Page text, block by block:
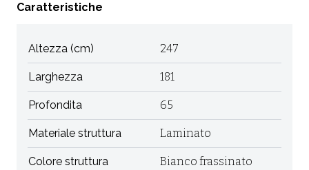
Caratteristiche
Altezza (cm) 247
Larghezza 181
Profondita 65
Materiale struttura Laminato
Colore struttura Bianco frassinato